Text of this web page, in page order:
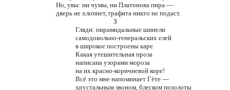
Но, увы: ни чумы, ни Платонова пира —
дверь не хлопнет, графита никто не подаст.
3
Гляди: пирамидальные шинели
самодовольно-генеральских елей
в широкое построены каре.
Какая утешительная проза
написана узорами мороза
на их красно-коричневой коре!
Всё это мне напоминает Гёте —
хрустальным звоном, блеском позолоты